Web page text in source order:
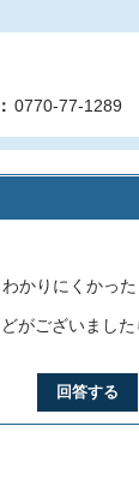
0770-77-1289
わかりにくかった
がございました
回答する